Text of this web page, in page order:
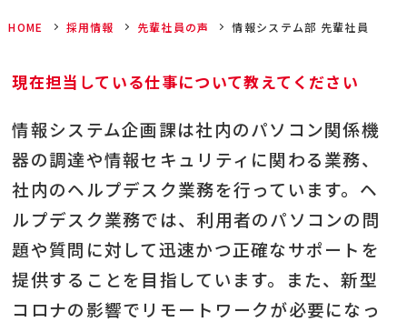
HOME 採用情報 先輩社員の声 情報システム部 先輩社員
現在担当している仕事について教えてください
情報システム企画課は社内のパソコン関係機
器の調達や情報セキュリティに関わる業務、
社内のヘルプデスク業務を行っています。ヘ
ルプデスク業務では、利用者のパソコンの問
題や質問に対して迅速かつ正確なサポートを
提供することを目指しています。また、新型
コロナの影響でリモートワークが必要になっ